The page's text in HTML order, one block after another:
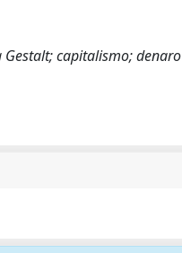
capitalismo; denaro